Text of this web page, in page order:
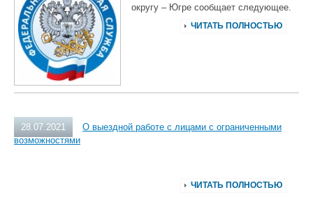
округу ‒ Югре сообщает следующее.
ЧИТАТЬ ПОЛНОСТЬЮ
28.07.2021
О выездной работе с лицами с ограниченными
возможностями
ЧИТАТЬ ПОЛНОСТЬЮ